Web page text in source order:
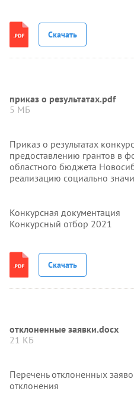
Скачать
приказ о результатах.pdf
5 МБ
Приказ о результатах
предоставлению грантов в
областного бюджета
реализацию социально
Конкурсная документация
Конкурсный отбор 2021
Скачать
отклоненные заявки.docx
21 КБ
Перечень отклоненных
отклонения